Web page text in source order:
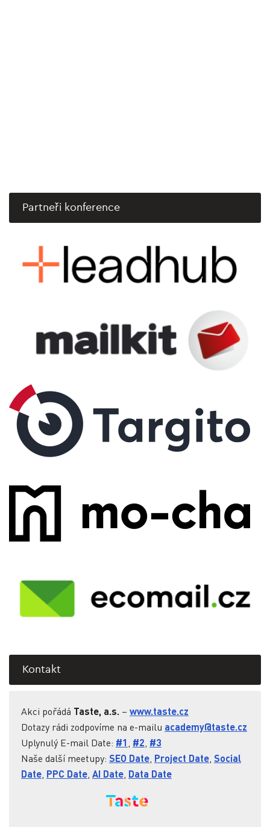
Partneři konference
Kontakt
Akci pořádá Taste, a.s. – www.taste.cz
Dotazy rádi zodpovíme na e-mailu academy@taste.cz
Uplynulý E-mail Date: #1, #2, #3
Naše další meetupy: SEO Date, Project Date, Social
Date, PPC Date, AI Date, Data Date